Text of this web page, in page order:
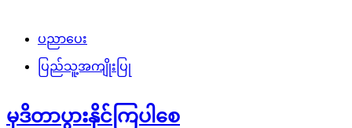
ပညာပေး
ပြည်သူ့အကျိုးပြု
မုဒိတာပွားနိုင်ကြပါစေ